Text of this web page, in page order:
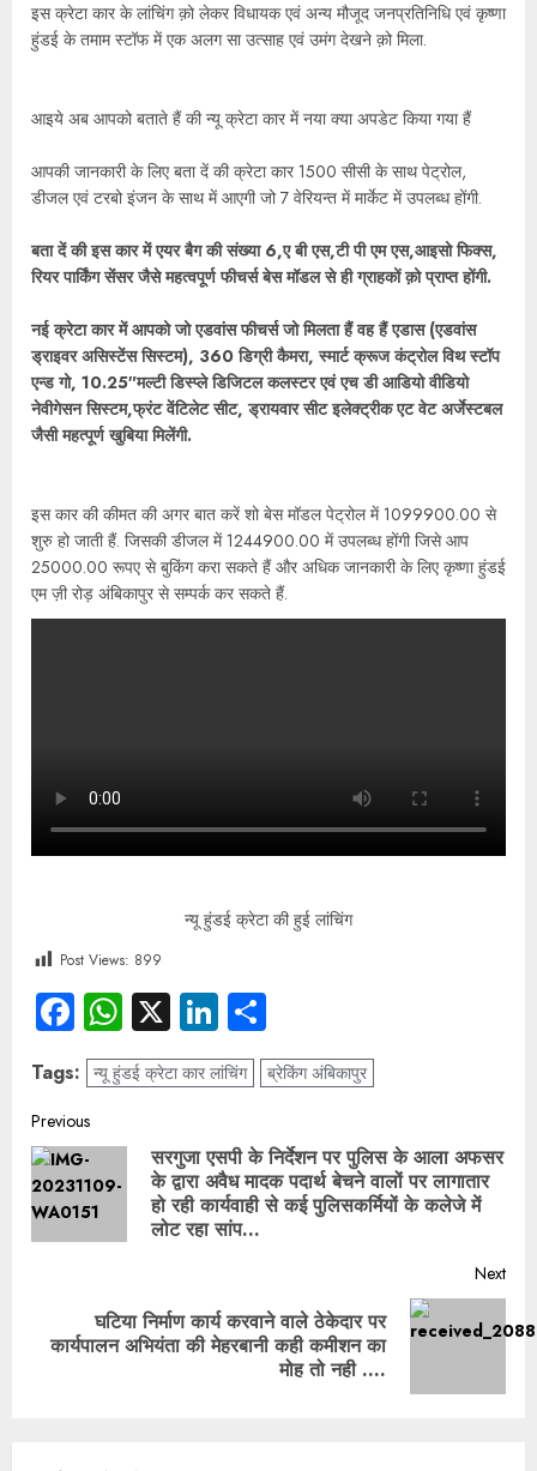
इस क्रेटा कार के लांचिंग क़ो लेकर विधायक एवं अन्य मौजूद जनप्रतिनिधि एवं कृष्णा
हुंडई के तमाम स्टॉफ में एक अलग सा उत्साह एवं उमंग देखने क़ो मिला.
आइये अब आपको बताते हैं की न्यू क्रेटा कार में नया क्या अपडेट किया गया हैं
आपकी जानकारी के लिए बता दें की क्रेटा कार 1500 सीसी के साथ पेट्रोल,
डीजल एवं टरबो इंजन के साथ में आएगी जो 7 वेरियन्त में मार्केट में उपलब्ध होंगी.
बता दें की इस कार में एयर बैग की संख्या 6,ए बी एस,टी पी एम एस,आइसो फिक्स,
रियर पार्किंग सेंसर जैसे महत्वपूर्ण फीचर्स बेस मॉडल से ही ग्राहकों क़ो प्राप्त होंगी.
नई क्रेटा कार में आपको जो एडवांस फीचर्स जो मिलता हैं वह हैं एडास (एडवांस
ड्राइवर असिस्टेंस सिस्टम), 360 डिग्री कैमरा, स्मार्ट क्रूज कंट्रोल विथ स्टॉप
एन्ड गो, 10.25″मल्टी डिस्प्ले डिजिटल कलस्टर एवं एच डी आडियो वीडियो
नेवीगेसन सिस्टम,फ्रंट वेंटिलेट सीट, ड्रायवार सीट इलेक्ट्रीक एट वेट अर्जेस्टबल
जैसी महत्पूर्ण खुबिया मिलेंगी.
इस कार की कीमत की अगर बात करें शो बेस मॉडल पेट्रोल में 1099900.00 से
शुरु हो जाती हैं. जिसकी डीजल में 1244900.00 में उपलब्ध होंगी जिसे आप
25000.00 रूपए से बुकिंग करा सकते हैं और अधिक जानकारी के लिए कृष्णा हुंडई
एम ज़ी रोड़ अंबिकापुर से सम्पर्क कर सकते हैं.
न्यू हुंडई क्रेटा की हुई लांचिंग
Post Views: 899
Facebook
WhatsApp
X LinkedIn
Tags: न्यू हुंडई क्रेटा कार लांचिंग
ब्रेकिंग अंबिकापुर
Previous
सरगुजा एसपी के निर्देशन पर पुलिस के आला अफसर
के द्वारा अवैध मादक पदार्थ बेचने वालों पर लागातार
हो रही कार्यवाही से कई पुलिसकर्मियों के कलेजे में
लोट रहा सांप…
Next
घटिया निर्माण कार्य करवाने वाले ठेकेदार पर
कार्यपालन अभियंता की मेहरबानी कही कमीशन का
मोह तो नही ….